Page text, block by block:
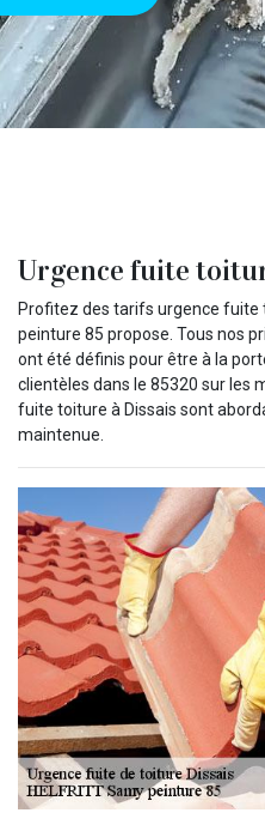
Urgence fuite
Profitez des tarifs urgence fuite
peinture 85 propose. Tous nos
ont été définis pour être à la
clientèles dans le 85320 sur les
fuite toiture à Dissais sont
maintenue.